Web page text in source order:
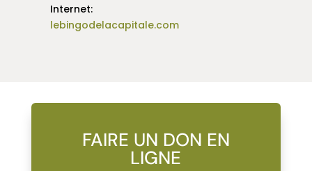
Internet:
lebingodelacapitale.com
FAIRE UN DON EN
LIGNE